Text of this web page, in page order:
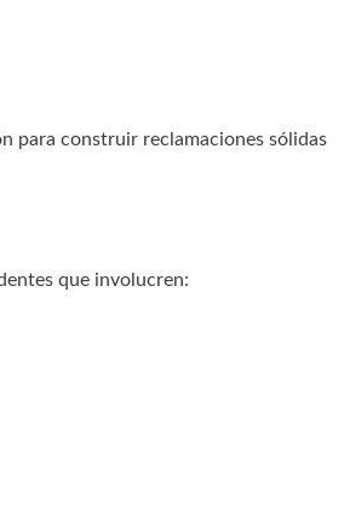
para construir reclamaciones sólidas
que involucren: